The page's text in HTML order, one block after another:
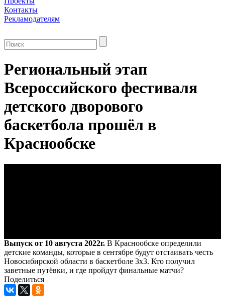
Контакты
Рекламодателям
Региональный этап
Всероссийского фестиваля
детского дворового
баскетбола прошёл в
Краснообске
Выпуск от 10 августа 2022г. В Краснообске определили
детские команды, которые в сентябре будут отстаивать честь
Новосибирской области в баскетболе 3х3. Кто получил
заветные путёвки, и где пройдут финальные матчи?
Поделиться